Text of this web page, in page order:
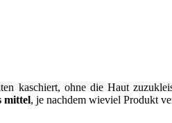
kaschiert, ohne die Haut
mittel, je nachdem wieviel Produkt